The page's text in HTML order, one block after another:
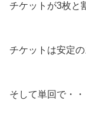
チケットが3枚と
チケットは安定の
そして単回で・・